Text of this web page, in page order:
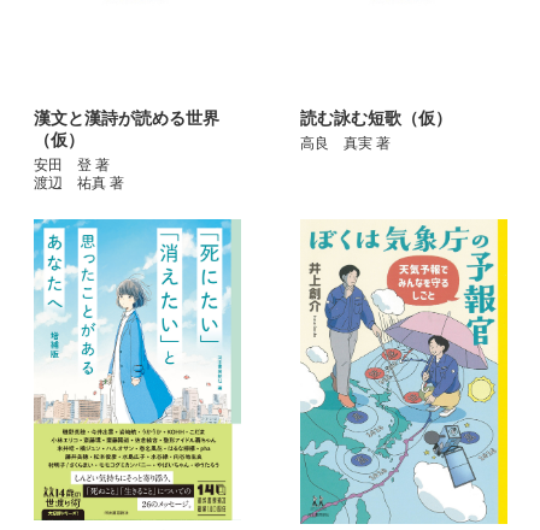
漢文と漢詩が読める世界
（仮）
安田 登 著
渡辺 祐真 著
読む詠む短歌（仮）
高良 真実 著